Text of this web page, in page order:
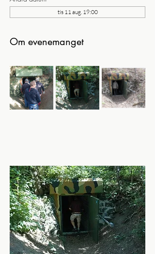
tis 11 aug. 19:00
Om evenemanget